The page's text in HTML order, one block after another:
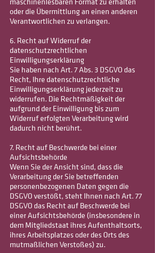
maschinenlesbaren Format zu erhalten
oder die Übermittlung an einen anderen
Verantwortlichen zu verlangen.
6. Recht auf Widerruf der
datenschutzrechtlichen
Einwilligungserklärung
Sie haben nach Art. 7 Abs. 3 DSGVO das
Recht, Ihre datenschutzrechtliche
Einwilligungserklärung jederzeit zu
widerrufen. Die Rechtmäßigkeit der
aufgrund der Einwilligung bis zum
Widerruf erfolgten Verarbeitung wird
dadurch nicht berührt.
7. Recht auf Beschwerde bei einer
Aufsichtsbehörde
Wenn Sie der Ansicht sind, dass die
Verarbeitung der Sie betreffenden
personenbezogenen Daten gegen die
DSGVO verstößt, steht Ihnen nach Art. 77
DSGVO das Recht auf Beschwerde bei
einer Aufsichtsbehörde (insbesondere in
dem Mitgliedstaat ihres Aufenthaltsorts,
ihres Arbeitsplatzes oder des Orts des
mutmaßlichen Verstoßes) zu.